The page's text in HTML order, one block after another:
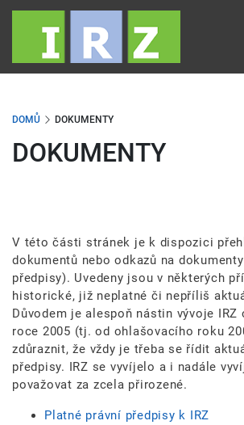
Přejít
obsahu
DOMŮ DOKUMENTY
DOKUMENTY
V této části stránek je k dispozici
dokumentů nebo odkazů na
předpisy). Uvedeny jsou v některých
historické, již neplatné či nepříliš
Důvodem je alespoň nástin vývoje IRZ
roce 2005 (tj. od ohlašovacího roku
zdůraznit, že vždy je třeba se řídit
předpisy. IRZ se vyvíjelo a i nadále
považovat za zcela přirozené.
Platné právní předpisy k IRZ